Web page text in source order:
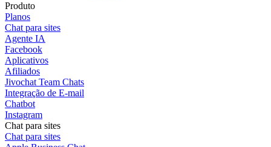
Produto
Planos
Chat para sites
Agente IA
Facebook
Aplicativos
Afiliados
Jivochat Team Chats
Integração de E-mail
Chatbot
Instagram
Chat para sites
Chat para sites